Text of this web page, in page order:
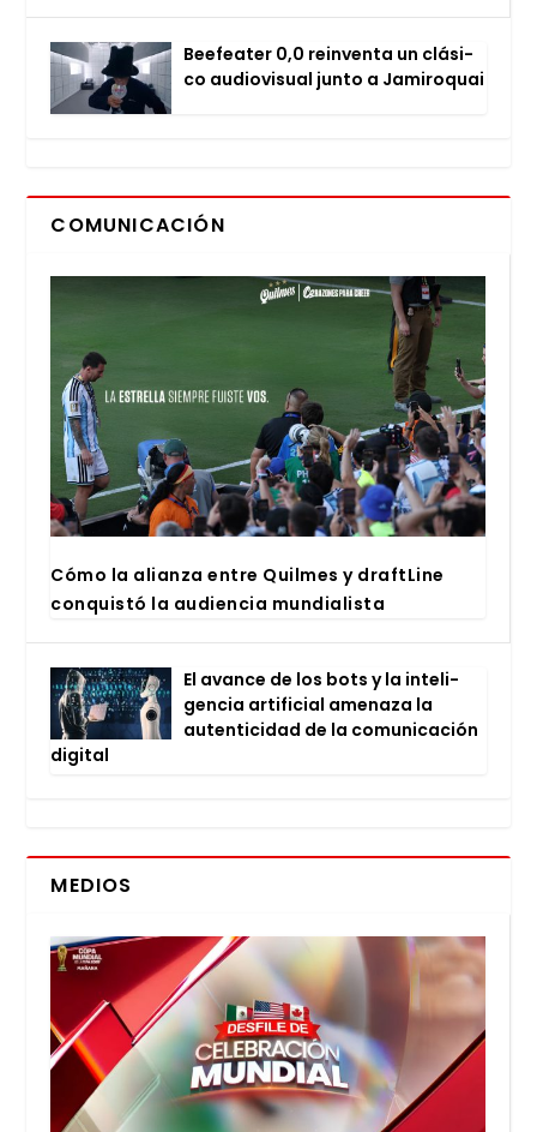
Bee­fea­ter 0,0 rein­ven­ta un clá­si­
co audio­vi­sual jun­to a Jami­ro­quai
COMUNICACIÓN
Cómo la alian­za entre Quil­mes y draftLi­ne
con­quis­tó la audien­cia mun­dia­lis­ta
El avan­ce de los bots y la inte­li­
gen­cia arti­fi­cial ame­na­za la
auten­ti­ci­dad de la comu­ni­ca­ción
digi­tal
MEDIOS